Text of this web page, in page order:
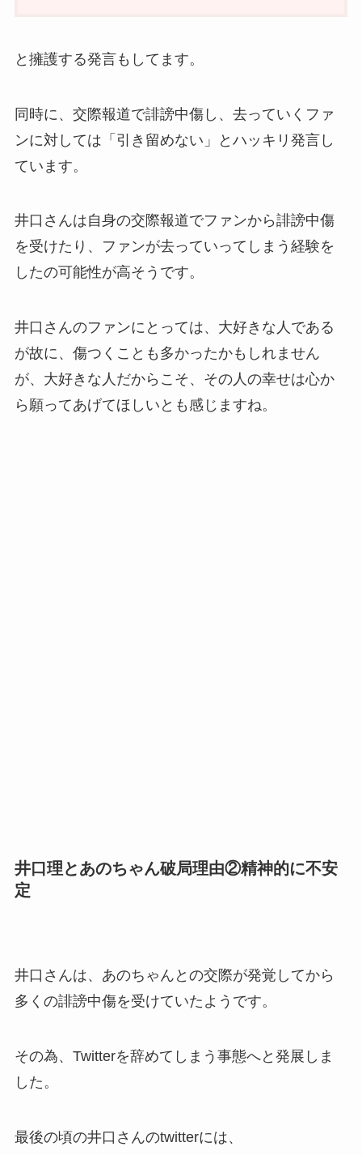
と擁護する発言もしてます。
同時に、交際報道で誹謗中傷し、去っていくファ
ンに対しては「引き留めない」とハッキリ発言し
ています。
井口さんは自身の交際報道でファンから誹謗中傷
を受けたり、ファンが去っていってしまう経験を
したの可能性が高そうです。
井口さんのファンにとっては、大好きな人である
が故に、傷つくことも多かったかもしれません
が、大好きな人だからこそ、その人の幸せは心か
ら願ってあげてほしいとも感じますね。
井口理とあのちゃん破局理由②精神的に不安
定
井口さんは、あのちゃんとの交際が発覚してから
多くの誹謗中傷を受けていたようです。
その為、Twitterを辞めてしまう事態へと発展しま
した。
最後の頃の井口さんのtwitterには、